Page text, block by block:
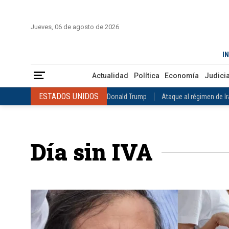
Jueves, 06 de agosto de 2026
Actualidad Política Economía Judicial
ESTADOS UNIDOS Donald Trump Ataque al régimen de
VENEZUELA Juicio contra Maduro Terremoto en
ESTADOS UNIDOS
INTERNACIONAL Raúl Castro José Luis Rodríguez Zapatero
COLOMBIA Elecciones Presidenciales en Colombia Gustavo
Día sin IVA